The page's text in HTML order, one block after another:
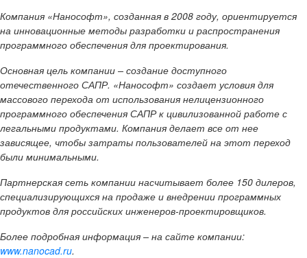
Компания «Нанософт», созданная в 2008 году, ориентируется
на инновационные методы разработки и распространения
программного обеспечения для проектирования.
Основная цель компании – создание доступного
отечественного САПР. «Нанософт» создает условия для
массового перехода от использования нелицензионного
программного обеспечения САПР к цивилизованной работе с
легальными продуктами. Компания делает все от нее
зависящее, чтобы затраты пользователей на этот переход
были минимальными.
Партнерская сеть компании насчитывает более 150 дилеров,
специализирующихся на продаже и внедрении программных
продуктов для российских инженеров-проектировщиков.
Более подробная информация – на сайте компании:
www.nanocad.ru.